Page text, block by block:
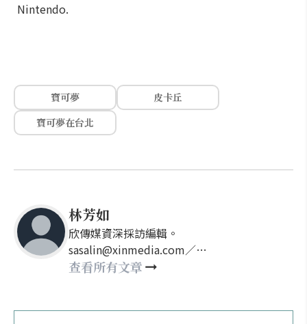
Nintendo.
寶可夢
皮卡丘
寶可夢在台北
林芳如
欣傳媒資深採訪編輯。
sasalin@xinmedia.com／
happy21917@gmail.com
查看所有文章